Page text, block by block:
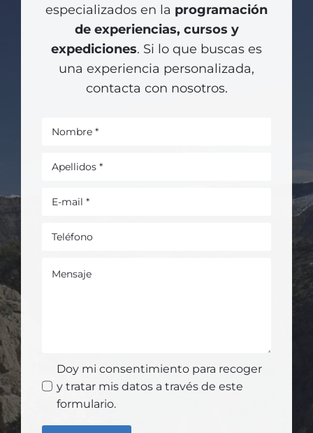
especializados en la programación
de experiencias, cursos y
expediciones. Si lo que buscas es
una experiencia personalizada,
contacta con nosotros.
Doy mi consentimiento para recoger
y tratar mis datos a través de este
formulario.